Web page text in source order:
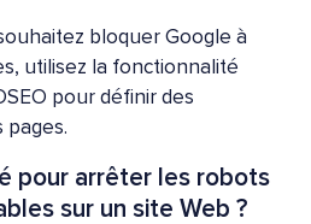
bloquer Google à
utilisez la fonctionnalité
pour définir des
pages.
pour arrêter les robots
sur un site Web ?